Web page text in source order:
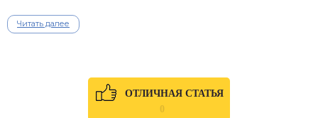
Читать далее
ОТЛИЧНАЯ СТАТЬЯ
0